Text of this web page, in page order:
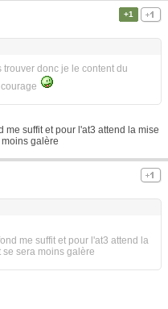
+1
donc je le content du
me suffit et pour l'at3 attend la mise
galère
me suffit et pour l'at3 attend la
se sera moins galère